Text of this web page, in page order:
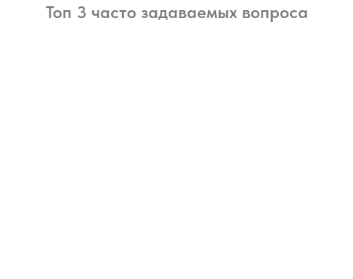
Топ 3 часто задаваемых вопроса